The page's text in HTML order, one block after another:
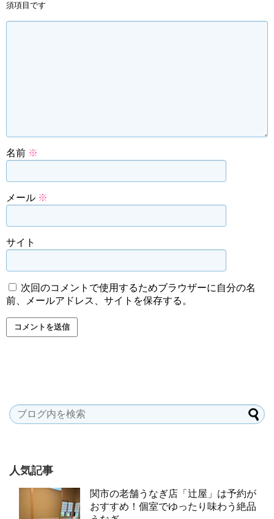
須項目です
名前 ※
メール ※
サイト
次回のコメントで使用するためブラウザーに自分の名
前、メールアドレス、サイトを保存する。
人気記事
関市の老舗うなぎ店「辻屋」は予約が
おすすめ！個室でゆったり味わう絶品